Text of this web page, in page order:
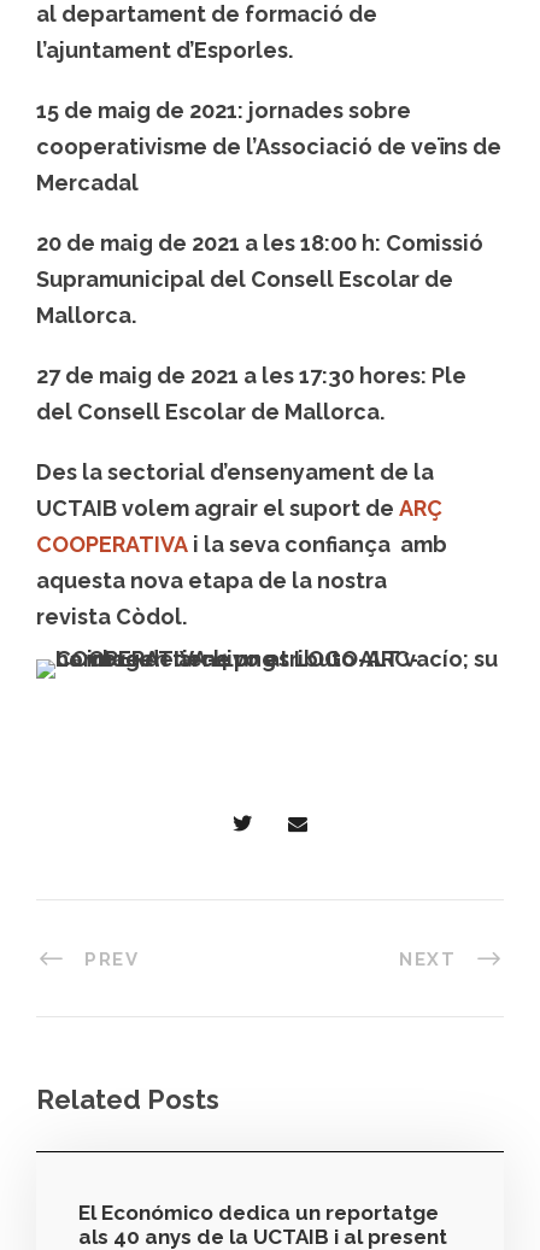
al departament de formació de
l’ajuntament d’Esporles.
15 de maig de 2021: jornades sobre
cooperativisme de l’Associació de veïns de
Mercadal
20 de maig de 2021 a les 18:00 h: Comissió
Supramunicipal del Consell Escolar de
Mallorca.
27 de maig de 2021 a les 17:30 hores: Ple
del Consell Escolar de Mallorca.
Des la sectorial d’ensenyament de la
UCTAIB volem agrair el suport de ARÇ
COOPERATIVA i la seva confiança amb
aquesta nova etapa de la nostra
revista Còdol.
PREV NEXT
Related Posts
El Económico dedica un reportatge
als 40 anys de la UCTAIB i al present